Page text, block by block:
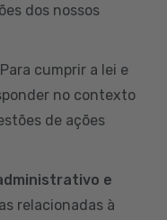
dos nossos
cumprir a lei e
no contexto
de ações
e
relacionadas à